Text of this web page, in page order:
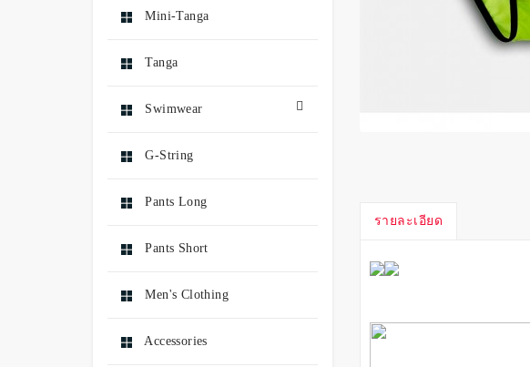
Mini-Tanga
Tanga
Swimwear
G-String
Pants Long
Pants Short
Men's Clothing
Accessories
รายละเอียด